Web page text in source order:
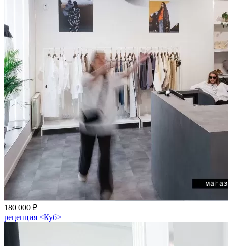
180 000 ₽
рецепция <Куб>